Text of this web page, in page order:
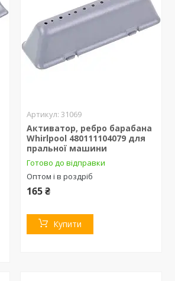
31069
Активатор, ребро барабана
Whirlpool 480111104079 для
пральної машини
Готово до відправки
Оптом і в роздріб
165 ₴
Купити